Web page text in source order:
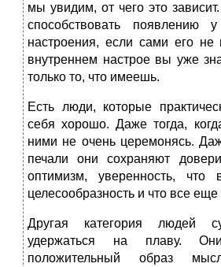
мы увидим, от чего это
способствовать появлению
настроения, если сами его
внутреннем настрое вы уже
только то, что имеешь.
Есть люди, которые
себя хорошо. Даже тогда,
ними не очень церемонясь.
печали они сохраняют
оптимизм, уверенность,
целесообразность и что все
Другая категория людей
удержаться на плаву.
положительный образ